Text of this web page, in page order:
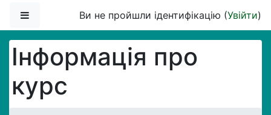
Бокова панельВи не пройшли ідентифікацію (Увійти)
Інформація про
курс